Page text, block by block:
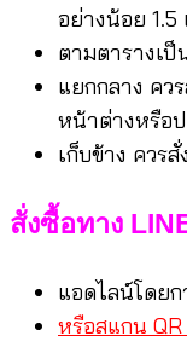
อย่างน้อย 1.5
ตามตารางเ
แยกกลาง คว
หน้าต่างหรือ
เก็บข้าง ควร
สั่งซื้อทาง
แอดไลน์โดย
หรือสแกน